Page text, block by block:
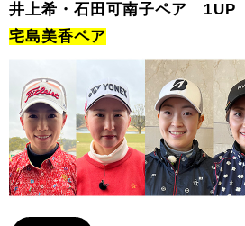
井上希・石田可南子ペア 1UP
宅島美香ペア